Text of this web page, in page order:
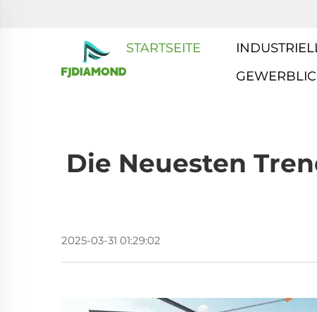
STARTSEITE
Die Neuesten
2025-03-31 01:29:02